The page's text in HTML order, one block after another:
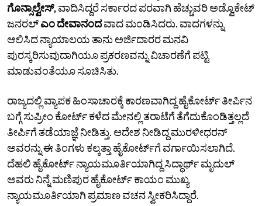
ಗೊನ್ಸಾಲ್ವೇಸ್‌,ವಾದಿಸಿದ್ದರೆ ಸರ್ಕಾರದ ಪರವಾಗಿ ಹೆಚ್ಚುವರಿ ಅಡ್ವೊಕೇಟ್‌
ಜನರಲ್‌ಎಂ ದೇವಾನಂದವಾದ ಮಂಡಿಸಿದರು. ವಾದಗಳನ್ನು
ಆಲಿಸಿದ ನ್ಯಾಯಾಲಯ ತಾನು ಅರ್ಜಿದಾರರ ಮನವಿ
ಪುರಸ್ಕರಿಸುವುದಾಗಿಯೂ ಪ್ರಕರಣವನ್ನು ವಿಚಾರಣೆಗೆ ಪಟ್ಟಿ
ಮಾಡುವಂತೆಯೂ ಸೂಚಿಸಿತು.
ರಾಜ್ಯದಲ್ಲಿ ವ್ಯಾಪಕ ಹಿಂಸಾಚಾರಕ್ಕೆ ಕಾರಣವಾಗಿದ್ದ ಹೈಕೋರ್ಟ್‌ ತೀರ್ಪಿನ
ಬಗ್ಗೆ ಸುಪ್ರೀಂ ಕೋರ್ಟ್ ಕಳೆದ ಮೇನಲ್ಲಿ ತರಾಟೆಗೆ ತೆಗೆದುಕೊಂಡಿತ್ತಲ್ಲದೆ
ತೀರ್ಪಿಗೆ ತಡೆಯಾಜ್ಞೆ ನೀಡಿತ್ತು. ಆದೇಶ ನೀಡಿದ್ದ ಮುರಳೀಧರನ್‌
ಅವರನ್ನು ಈ ತಿಂಗಳು ಕಲ್ಕತ್ತಾ ಹೈಕೋರ್ಟ್‌ಗೆ ವರ್ಗಾಯಿಸಲಾಗಿದೆ.
ದೆಹಲಿ ಹೈಕೋರ್ಟ್‌ ನ್ಯಾಯಮೂರ್ತಿಯಾಗಿದ್ದ ಸಿದ್ಧಾರ್ಥ್‌ ಮೃದುಲ್‌
ಅವರು ನಿನ್ನೆ ಮಣಿಪುರ ಹೈಕೋರ್ಟ್‌ ಕಾಯಂ ಮುಖ್ಯ
ನ್ಯಾಯಮೂರ್ತಿಯಾಗಿ ಪ್ರಮಾಣ ವಚನ ಸ್ವೀಕರಿಸಿದ್ದಾರೆ.